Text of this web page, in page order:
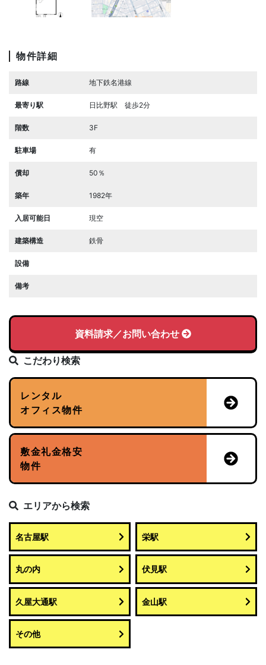
物件詳細
路線 地下鉄名港線
最寄り駅 日比野駅 徒歩2分
階数 3F
駐車場 有
償却 50％
築年 1982年
入居可能日 現空
建築構造 鉄骨
設備
備考
資料請求／お問い合わせ
こだわり検索
レンタル
オフィス物件
敷金礼金格安
物件
エリアから検索
名古屋駅 栄駅
丸の内 伏見駅
久屋大通駅 金山駅
その他